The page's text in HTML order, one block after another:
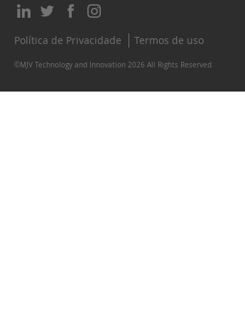
Política de Privacidade Termos de uso
©MJV Technology and Innovation 2026 All Rights Reserved